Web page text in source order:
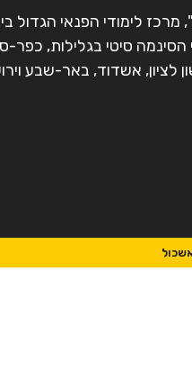
מרכז לימודי הפנאי הגדול
סיטי בגלילות, כפר-
לציון, אשדוד, באר-שבע